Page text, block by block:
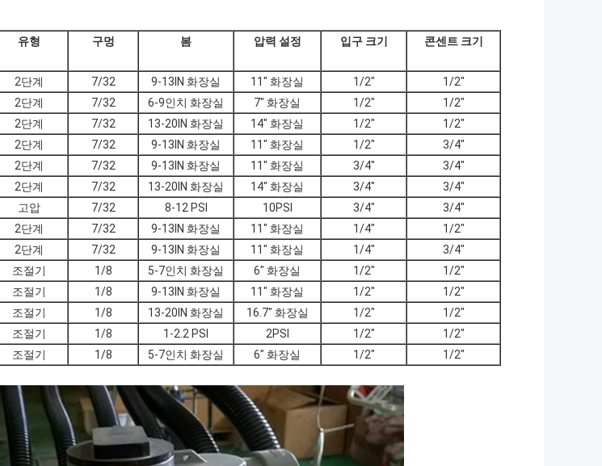
유형 구멍 봄 압력 설정 입구 크기 콘센트 크기
2단계 7/32 9-13IN 화장실 11" 화장실 1/2"
1/2"
2단계 7/32 6-9인치 화장실 7" 화장실 1/2"
1/2"
2단계 7/32 13-20IN 화장실 14" 화장실 1/2"
1/2"
2단계 7/32 9-13IN 화장실 11" 화장실 1/2"
3/4"
2단계 7/32 9-13IN 화장실 11" 화장실 3/4"
3/4"
2단계 7/32 13-20IN 화장실 14" 화장실 3/4"
3/4"
고압 7/32 8-12 PSI 10PSI 3/4"
3/4"
2단계 7/32 9-13IN 화장실 11" 화장실 1/4"
1/2"
2단계 7/32 9-13IN 화장실 11" 화장실 1/4"
3/4"
조절기 1/8 5-7인치 화장실 6" 화장실 1/2"
1/2"
조절기 1/8 9-13IN 화장실 11" 화장실 1/2"
1/2"
조절기 1/8 13-20IN 화장실 16.7" 화장실 1/2"
1/2"
조절기 1/8 1-2.2 PSI 2PSI 1/2"
1/2"
조절기 1/8 5-7인치 화장실 6" 화장실 1/2" 1/2"